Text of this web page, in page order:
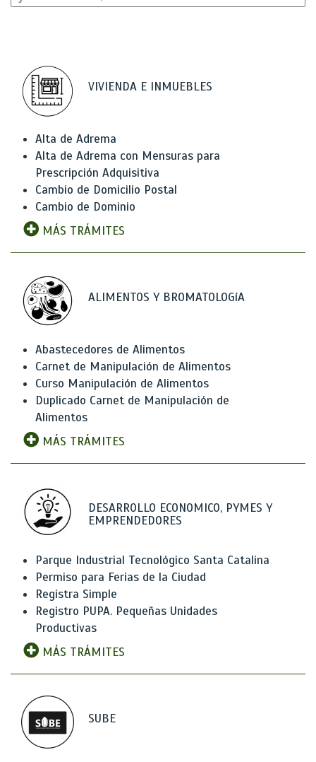
VIVIENDA E INMUEBLES
Alta de Adrema
Alta de Adrema con Mensuras para
Prescripción Adquisitiva
Cambio de Domicilio Postal
Cambio de Dominio
MÁS TRÁMITES
ALIMENTOS Y BROMATOLOGíA
Abastecedores de Alimentos
Carnet de Manipulación de Alimentos
Curso Manipulación de Alimentos
Duplicado Carnet de Manipulación de
Alimentos
MÁS TRÁMITES
DESARROLLO ECONOMICO, PYMES Y
EMPRENDEDORES
Parque Industrial Tecnológico Santa Catalina
Permiso para Ferias de la Ciudad
Registra Simple
Registro PUPA. Pequeñas Unidades
Productivas
MÁS TRÁMITES
SUBE